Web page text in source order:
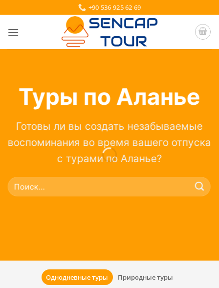
to
content
+90 536 925 62 69
Туры по Аланье
Готовы ли вы создать незабываемые
воспоминания во время вашего отпуска
с турами по Аланье?
Искать:
Однодневные туры
Природные туры